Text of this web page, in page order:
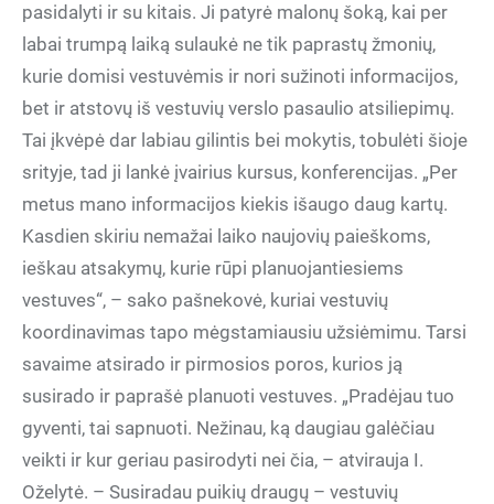
pasidalyti ir su kitais. Ji patyrė malonų šoką, kai per
labai trumpą laiką sulaukė ne tik paprastų žmonių,
kurie domisi vestuvėmis ir nori sužinoti informacijos,
bet ir atstovų iš vestuvių verslo pasaulio atsiliepimų.
Tai įkvėpė dar labiau gilintis bei mokytis, tobulėti šioje
srityje, tad ji lankė įvairius kursus, konferencijas. „Per
metus mano informacijos kiekis išaugo daug kartų.
Kasdien skiriu nemažai laiko naujovių paieškoms,
ieškau atsakymų, kurie rūpi planuojantiesiems
vestuves“, – sako pašnekovė, kuriai vestuvių
koordinavimas tapo mėgstamiausiu užsiėmimu. Tarsi
savaime atsirado ir pirmosios poros, kurios ją
susirado ir paprašė planuoti vestuves. „Pradėjau tuo
gyventi, tai sapnuoti. Nežinau, ką daugiau galėčiau
veikti ir kur geriau pasirodyti nei čia, – atvirauja I.
Oželytė. – Susiradau puikių draugų – vestuvių